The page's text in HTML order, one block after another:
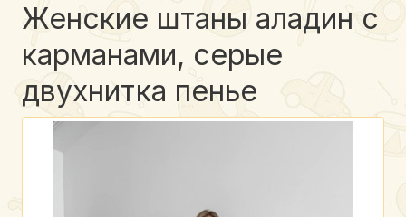
Женские штаны аладин с
карманами, серые
двухнитка пенье